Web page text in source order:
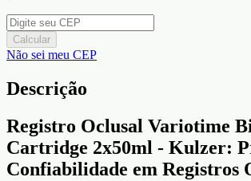
Calcular
Não sei meu CEP
Descrição
Registro Oclusal Variotime
Cartridge 2x50ml - Kulzer:
Confiabilidade em Registros